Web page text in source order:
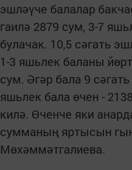
эшләүче балалар
гаилә 2879 сум, 3-7
булачак. 10,5 сәгать
1-3 яшьлек баланы
сум. Әгәр бала 9
яшьлек бала өчен -
килә. Өченче яки
сумманың яртысын
Мөхәммәтгалиева.